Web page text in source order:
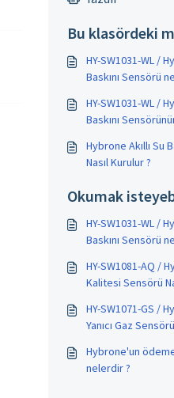
Bu klasördeki
HY-SW1031-WL /
Baskını Sensörü
HY-SW1031-WL /
Baskını
Hybrone Akıllı Su
Nasıl Kurulur ?
Okumak
HY-SW1031-WL /
Baskını Sensörü
HY-SW1081-AQ /
Kalitesi Sensörü
HY-SW1071-GS /
Yanıcı Gaz
Hybrone'un
nelerdir ?